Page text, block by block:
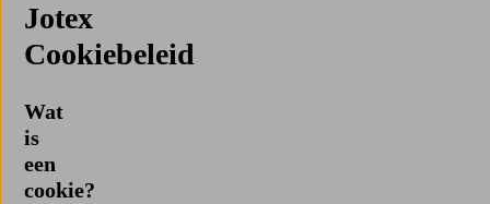
Jotex
Cookiebeleid
Wat
is
een
cookie?